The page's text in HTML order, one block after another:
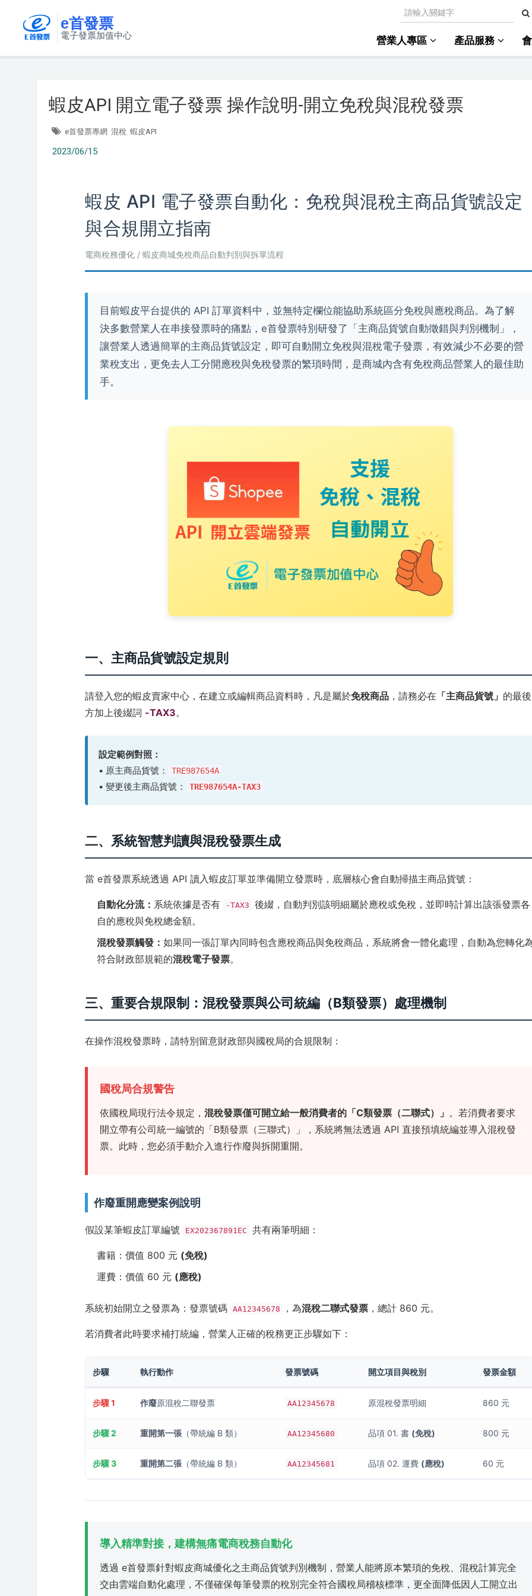
e首發票
電子發票加值中心 營業人專區 產品服務
蝦皮API 開立電子發票 操作說明-開立免稅與混稅發票
e首發票專網 混稅 蝦皮API
2023/06/15
蝦皮 API 電子發票自動化：免稅與混稅主商品貨號設定
與合規開立指南
電商稅務優化 / 蝦皮商城免稅商品自動判別與拆單流程
目前蝦皮平台提供的 API 訂單資料中，並無特定欄位能協助系統區分免稅與應稅商品。為了解
決多數營業人在串接發票時的痛點，e首發票特別研發了「主商品貨號自動徵錯與判別機制」，
讓營業人透過簡單的主商品貨號設定，即可自動開立免稅與混稅電子發票，有效減少不必要的營
業稅支出，更免去人工分開應稅與免稅發票的繁瑣時間，是商城內含有免稅商品營業人的最佳助
手。
一、主商品貨號設定規則
請登入您的蝦皮賣家中心，在建立或編輯商品資料時，凡是屬於免稅商品 ，請務必在 「主商品貨號」 的最後
方加上後綴詞 -TAX3。
設定範例對照：
• 原主商品貨號：
TRE987654A
• 變更後主商品貨號： TRE987654A-TAX3
二、系統智慧判讀與混稅發票生成
當 e首發票系統透過 API 讀入蝦皮訂單並準備開立發票時，底層核心會自動掃描主商品貨號：
自動化分流： 系統依據是否有 -TAX3
後綴，自動判別該明細屬於應稅或免稅，並即時計算出該張發票各
自的應稅與免稅總金額。
混稅發票觸發：如果同一張訂單內同時包含應稅商品與免稅商品，系統將會一體化處理，自動為您轉化
符合財政部規範的混稅電子發票。
三、重要合規限制：混稅發票與公司統編（B類發票）處理機制
在操作混稅發票時，請特別留意財政部與國稅局的合規限制：
國稅局合規警告
依國稅局現行法令規定，混稅發票僅可開立給一般消費者的「C類發票（二聯式）」 。若消費者要求
開立帶有公司統一編號的「B類發票（三聯式）」，系統將無法透過 API 直接預填統編並導入混稅發
票。此時，您必須手動介入進行作廢與拆開重開。
作廢重開應變案例說明
假設某筆蝦皮訂單編號 EX202367891EC 共有兩筆明細：
書籍：價值 800 元 (免稅)
運費：價值 60 元 (應稅)
系統初始開立之發票為：發票號碼 AA12345678 ，為混稅二聯式發票 ，總計 860 元。
若消費者此時要求補打統編，營業人正確的稅務更正步驟如下：
步驟 執行動作 發票號碼 開立項目與稅別 發票金額
步驟 1 作廢原混稅二聯發票 AA12345678 原混稅發票明細 860 元
步驟 2 重開第一張 （帶統編 B 類） AA12345680 品項 01. 書 (免稅) 800 元
步驟 3 重開第二張 （帶統編 B 類） AA12345681 品項 02. 運費 (應稅) 60 元
導入精準對接，建構無痛電商稅務自動化
透過 e首發票針對蝦皮商城優化之主商品貨號判別機制，營業人能將原本繁瑣的免稅、混稅計算完全
交由雲端自動化處理，不僅確保每筆發票的稅別完全符合國稅局稽核標準，更全面降低因人工開立出